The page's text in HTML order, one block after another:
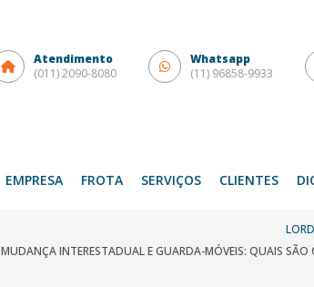
Atendimento
(011) 2090-8080
Whatsapp
(11) 96858-9933
EMPRESA FROTA SERVIÇOS CLIENTES
MUDANÇA INTERESTADUAL E GUARDA-MÓVEIS: QUAIS